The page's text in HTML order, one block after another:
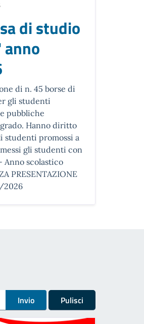
di studio
di n. 45 borse di
gli studenti
pubbliche
Hanno diritto
studenti promossi a
gli studenti con
scolastico
PRESENTAZIONE
2026
Invio Pulisci